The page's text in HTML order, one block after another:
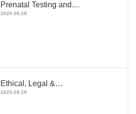
Prenatal Testing and…
2025.09.29
Ethical, Legal &…
2025.09.29